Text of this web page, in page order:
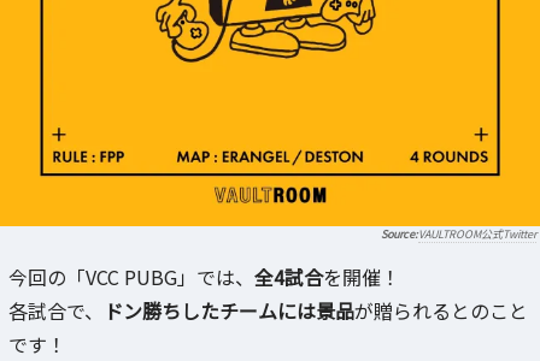
VAULTROOM公式Twitter
今回の「VCC PUBG」では、 全4試合を開催！
各試合で、
ドン勝ちしたチームには景品が贈られるとのこと
です！